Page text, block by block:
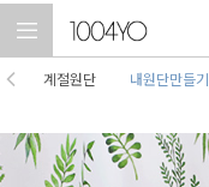
계절원단 내원단만들기